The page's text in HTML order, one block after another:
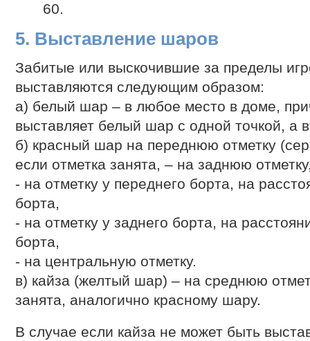
60.
5. Выставление шаров
Забитые или выскочившие за пределы
выставляются следующим образом:
а) белый шар – в любое место в доме,
выставляет белый шар с одной точкой, а
б) красный шар на переднюю отметку
если отметка занята, – на заднюю
- на отметку у переднего борта, на
борта,
- на отметку у заднего борта, на
борта,
- на центральную отметку.
в) кайза (желтый шар) – на среднюю
занята, аналогично красному шару.
В случае если кайза не может быть